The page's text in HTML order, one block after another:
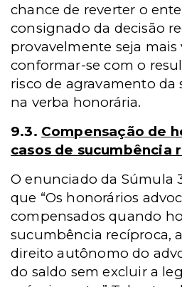
chance de reverter o
consignado da decisão
provavelmente seja
conformar-se com o
risco de agravamento da
na verba honorária.
9.3. Compensação de
casos de sucumbência
O enunciado da Súmula
que “Os honorários
compensados quando
sucumbência recíproca,
direito autônomo do
do saldo sem excluir a